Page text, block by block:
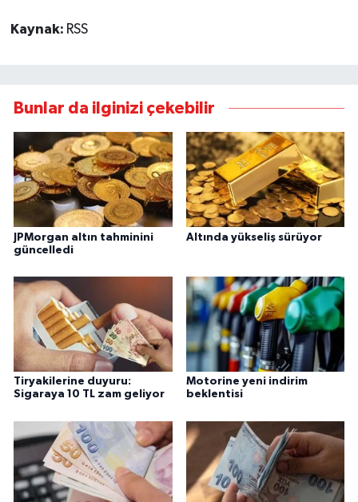
Kaynak: RSS
Bunlar da ilginizi çekebilir
JPMorgan altın tahminini
güncelledi
Altında yükseliş sürüyor
Tiryakilerine duyuru:
Sigaraya 10 TL zam geliyor
Motorine yeni indirim
beklentisi